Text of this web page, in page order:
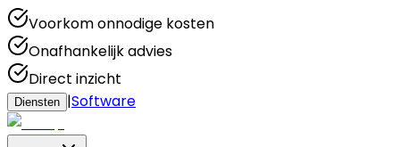
Voorkom onnodige kosten
Onafhankelijk advies
Direct inzicht
Diensten |Software